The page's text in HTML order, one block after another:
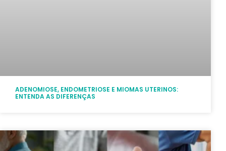
ADENOMIOSE, ENDOMETRIOSE E MIOMAS UTERINOS:
ENTENDA AS DIFERENÇAS